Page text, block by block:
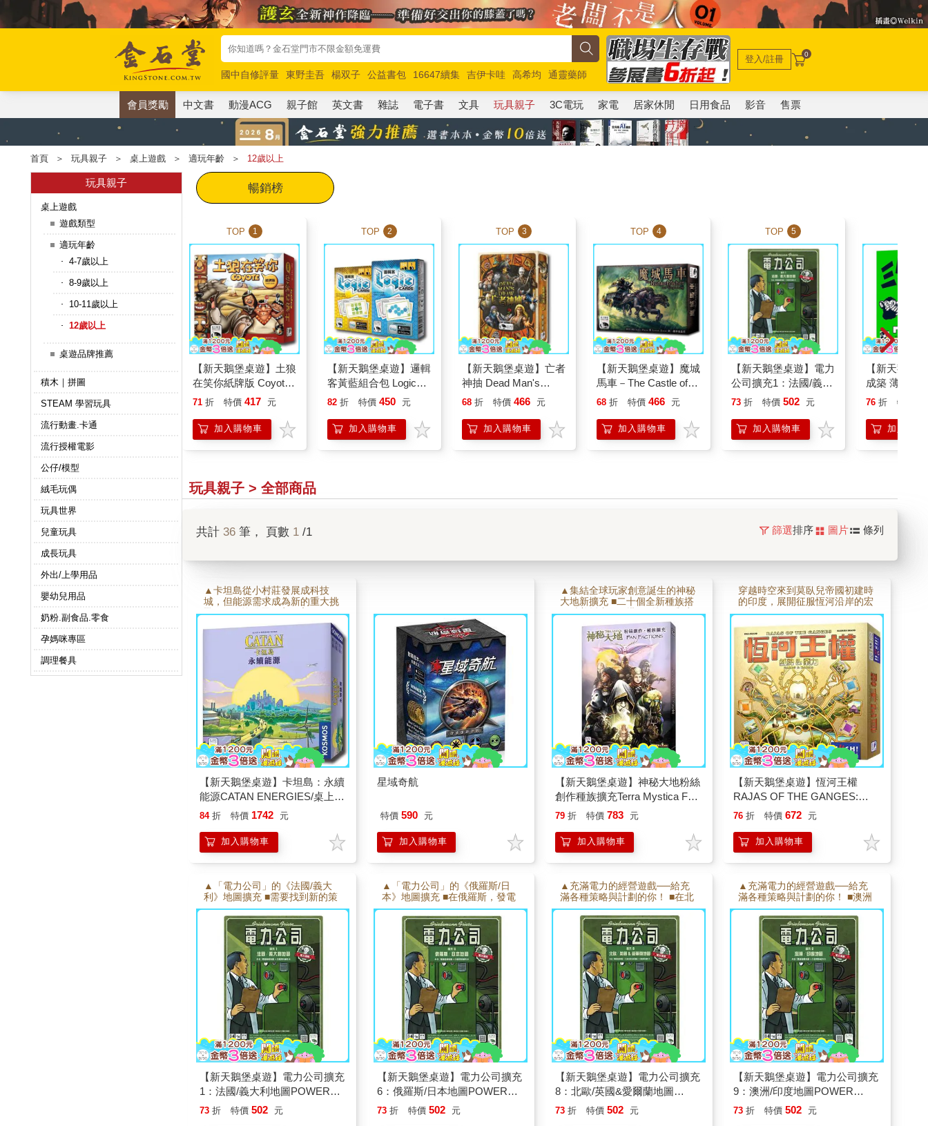
國中自修評量 東野圭吾 楊双子 公益書包 16647續集 吉伊卡哇 高希均
通靈藥師
唯紅花綻放
奧德賽 路邊攤新作 馬斯克 玩具總動員5 超慢跑
登入/註冊 0
會員獎勵 中文書 動漫ACG 親子館 英文書 雜誌 電子書 文具 玩具親子 3C電玩 家電 居家休閒 日用食品 影音 售票
首頁 ＞ 玩具親子 ＞ 桌上遊戲 ＞ 適玩年齡 ＞ 12歲以上
玩具親子
桌上遊戲
遊戲類型
適玩年齡
4-7歲以上
8-9歲以上
10-11歲以上
12歲以上
桌遊品牌推薦
積木｜拼圖
STEAM 學習玩具
流行動畫.卡通
流行授權電影
公仔/模型
絨毛玩偶
玩具世界
兒童玩具
成長玩具
外出/上學用品
嬰幼兒用品
奶粉.副食品.零食
孕媽咪專區
調理餐具
暢銷榜
TOP 1
【新天鵝堡桌遊】土狼
在笑你紙牌版 Coyote
Card Game/桌上遊戲
71 折 特價 417 元
加入購物車
TOP 2
【新天鵝堡桌遊】邏輯
客黃藍組合包 Logic
Cards Set/桌上遊戲
82 折 特價 450 元
加入購物車
TOP 3
【新天鵝堡桌遊】亡者
神抽 Dead Man's
Draw/桌上遊戲
68 折 特價 466 元
加入購物車
TOP 4
【新天鵝堡桌遊】魔城
馬車－The Castle of
the Devil
68 折 特價 466 元
加入購物車
TOP 5
【新天鵝堡桌遊】電力
公司擴充1：法國/義大
利地圖POWER GRID
73 折 特價 502 元
加入購物車
【新天鵝堡
成築 薄荷版
Green
76 折 特價
加入購物
玩具親子 > 全部商品
共計 36 筆， 頁數 1 /1 篩選排序 圖片 條列
▲卡坦島從小村莊發展成科技
城，但能源需求成為新的重大挑
戰。 ■傳統發電便宜又高效，但
再生能源能降低環境影響，選擇
將影響未來。 ■過度污染可能毀
滅卡坦島並提前結束遊戲，準備
迎接能源挑戰吧！
【新天鵝堡桌遊】卡坦島：永續
能源CATAN ENERGIES/桌上遊
戲
84 折 特價 1742 元
加入購物車
星域奇航
特價 590 元
加入購物車
▲集結全球玩家創意誕生的神秘
大地新擴充 ■二十個全新種族搭
配精美插畫 ■可搭配《帆船與商
隊擴充》進行遊戲 ■部分種族需
同時使用《火山與冰原擴充》
【新天鵝堡桌遊】神秘大地粉絲
創作種族擴充Terra Mystica Fan
Factions桌上遊戲
79 折 特價 783 元
加入購物車
穿越時空來到莫臥兒帝國初建時
的印度，展開征服恆河沿岸的宏
偉旅程。
【新天鵝堡桌遊】恆河王權
RAJAS OF THE GANGES:
CARDS & KARMA
76 折 特價 672 元
加入購物車
▲「電力公司」的《法國/義大
利》地圖擴充 ■需要找到新的策
略來應付獨特的地形 ■與非常不
同的燃料補充。
【新天鵝堡桌遊】電力公司擴充
1：法國/義大利地圖POWER
GRID RECHARGED: FRAN
73 折 特價 502 元
▲「電力公司」的《俄羅斯/日
本》地圖擴充 ■在俄羅斯，發電
廠市場受到嚴格的管制， ■日本
狹長的地形，必定造成玩家間一
番激烈的地盤爭奪戰。
【新天鵝堡桌遊】電力公司擴充
6：俄羅斯/日本地圖POWER
GRID RECHARGED
73 折 特價 502 元
▲充滿電力的經營遊戲──給充
滿各種策略與計劃的你！ ■在北
歐的七個國家使用截然不同的燃
料來產生電能。 ■可以在英國與
愛爾蘭操作兩個不同的電力網
【新天鵝堡桌遊】電力公司擴充
8：北歐/英國&愛爾蘭地圖
POWER GRID RECHARGED
73 折 特價 502 元
▲充滿電力的經營遊戲──給充
滿各種策略與計劃的你！ ■澳洲
的電力網絡與燃料將有全新挑
戰！ ■在印度，若拓展電力網絡
的速度太快，將承受大規模停電
的風險。
【新天鵝堡桌遊】電力公司擴充
9：澳洲/印度地圖POWER
GRID RECHARGED
73 折 特價 502 元